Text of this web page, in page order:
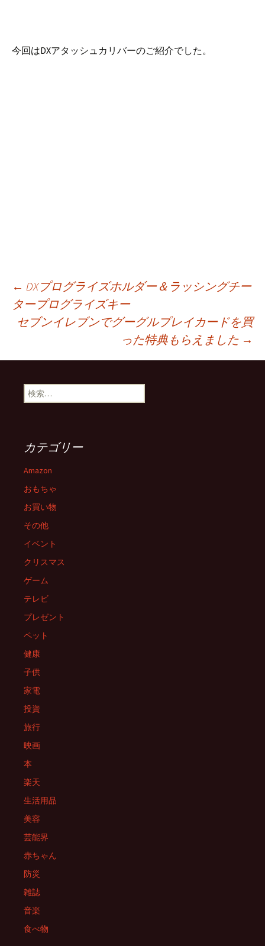
今回はDXアタッシュカリバーのご紹介でした。
投
稿
ナ
ビ
ゲ
ー
シ
ョ
ン
← DXプログライズホルダー＆ラッシングチー
タープログライズキー
セブンイレブンでグーグルプレイカードを買
った特典もらえました →
検
索:
カテゴリー
Amazon
おもちゃ
お買い物
その他
イベント
クリスマス
ゲーム
テレビ
プレゼント
ペット
健康
子供
家電
投資
旅行
映画
本
楽天
生活用品
美容
芸能界
赤ちゃん
防災
雑誌
音楽
食べ物